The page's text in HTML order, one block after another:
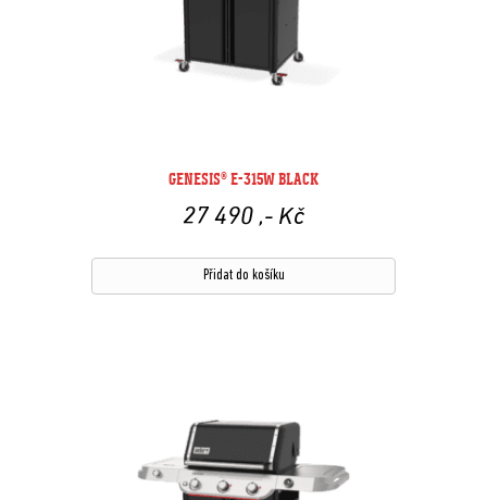
GENESIS® E-315W BLACK
27 490 ,- Kč
Přidat do košíku